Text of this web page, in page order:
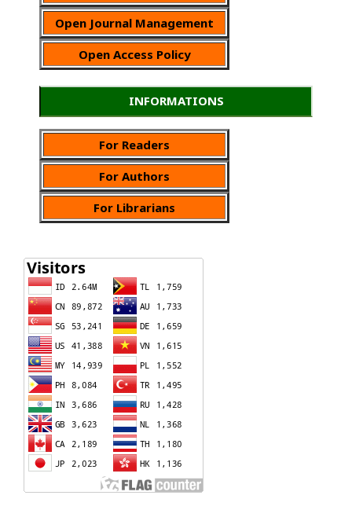
Open Journal Management
Open Access Policy
INFORMATIONS
For Readers
For Authors
For Librarians